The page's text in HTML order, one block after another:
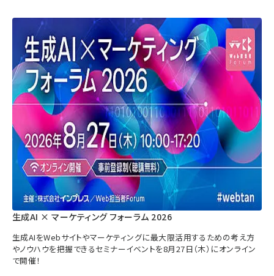
生成AI × マーケティング フォーラム 2026
生成AIをWebサイトやマーケティングに最大限活用するための考え方
やノウハウを把握できるセミナーイベントを8月27日（木）にオンライン
で開催！